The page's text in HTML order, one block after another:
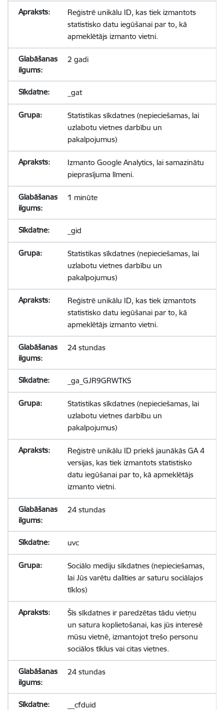
Reģistrē unikālu ID, kas tiek izmantots
statistisko datu iegūšanai par to, kā
apmeklētājs izmanto vietni.
2 gadi
_gat
Statistikas sīkdatnes (nepieciešamas, lai
uzlabotu vietnes darbību un
pakalpojumus)
Izmanto Google Analytics, lai samazinātu
pieprasījuma līmeni.
1 minūte
_gid
Statistikas sīkdatnes (nepieciešamas, lai
uzlabotu vietnes darbību un
pakalpojumus)
Reģistrē unikālu ID, kas tiek izmantots
statistisko datu iegūšanai par to, kā
apmeklētājs izmanto vietni.
24 stundas
_ga_GJR9GRWTKS
Statistikas sīkdatnes (nepieciešamas, lai
uzlabotu vietnes darbību un
pakalpojumus)
Reģistrē unikālu ID priekš jaunākās GA 4
versijas, kas tiek izmantots statistisko
datu iegūšanai par to, kā apmeklētājs
izmanto vietni.
24 stundas
uvc
Sociālo mediju sīkdatnes (nepieciešamas,
lai Jūs varētu dalīties ar saturu sociālajos
tīklos)
Šīs sīkdatnes ir paredzētas tādu vietņu
un satura koplietošanai, kas jūs interesē
mūsu vietnē, izmantojot trešo personu
sociālos tīklus vai citas vietnes.
24 stundas
__cfduid